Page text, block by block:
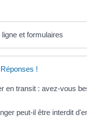
et formulaires
!
en transit : avez-vous
peut-il être interdit